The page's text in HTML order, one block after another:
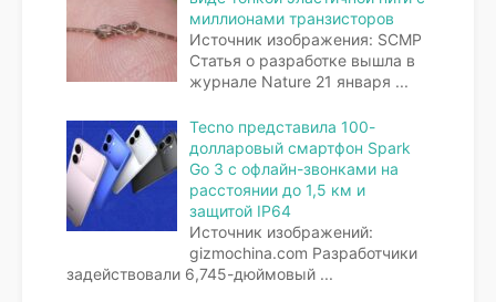
миллионами транзисторов
Источник изображения: SCMP
Статья о разработке вышла в
журнале Nature 21 января ...
Tecno представила 100-
долларовый смартфон Spark
Go 3 с офлайн-звонками на
расстоянии до 1,5 км и
защитой IP64
Источник изображений:
gizmochina.com Разработчики
задействовали 6,745-дюймовый ...